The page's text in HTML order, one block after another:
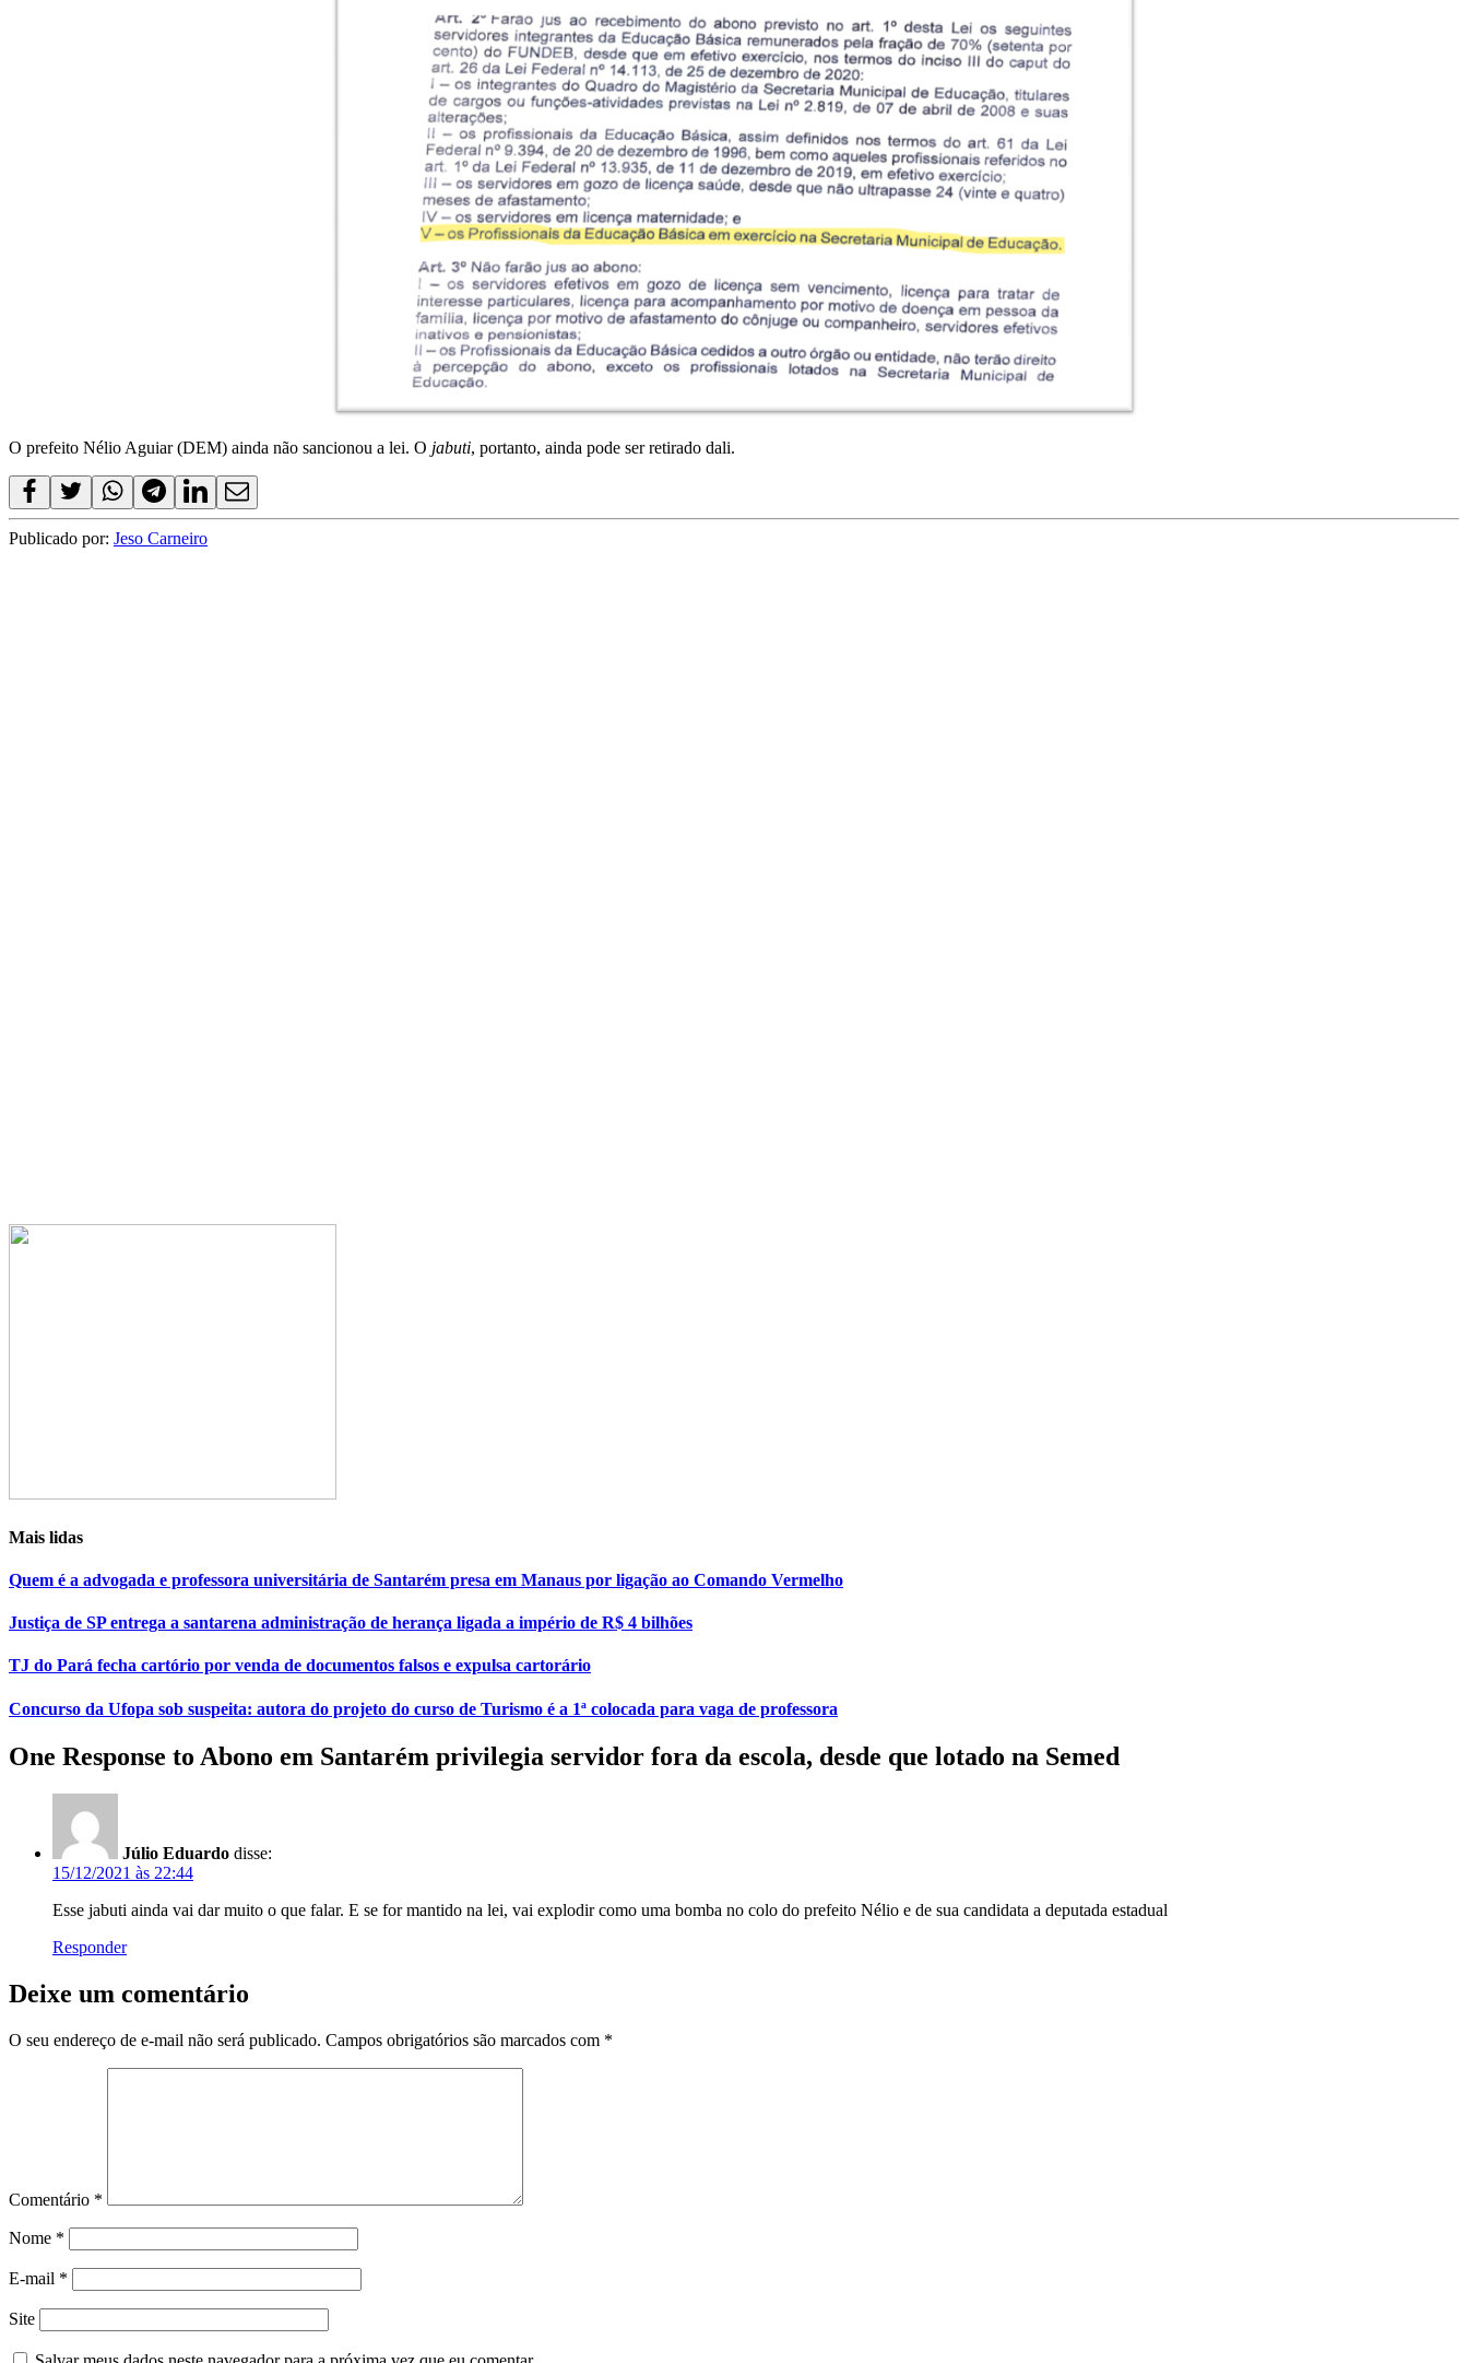
O prefeito Nélio Aguiar (DEM) ainda não sancionou a lei. O jabuti, portanto, ainda pode ser retirado dali.
Publicado por: Jeso Carneiro
Mais lidas
Quem é a advogada e professora universitária de Santarém presa em Manaus por ligação ao Comando Vermelho
Justiça de SP entrega a santarena administração de herança ligada a império de R$ 4 bilhões
TJ do Pará fecha cartório por venda de documentos falsos e expulsa cartorário
Concurso da Ufopa sob suspeita: autora do projeto do curso de Turismo é a 1ª colocada para vaga de professora
One Response to Abono em Santarém privilegia servidor fora da escola, desde que lotado na Semed
Júlio Eduardo disse:
15/12/2021 às 22:44
Esse jabuti ainda vai dar muito o que falar. E se for mantido na lei, vai explodir como uma bomba no colo do prefeito Nélio e de sua candidata a deputada estadual
Responder
Deixe um comentário
O seu endereço de e-mail não será publicado. Campos obrigatórios são marcados com *
Comentário *
Nome *
E-mail *
Site